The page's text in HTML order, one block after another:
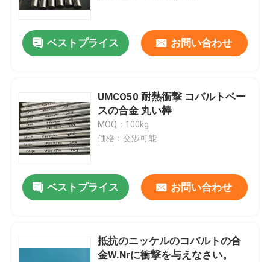
ベストプライス お問い合わせ
UMCO50 耐熱衝撃 コバルトベー
スの合金 丸い棒
MOQ：100kg
価格：交渉可能
ベストプライス お問い合わせ
抵抗のニッケルのコバルトの合
金W.Nrに衝撃を与えなさい。